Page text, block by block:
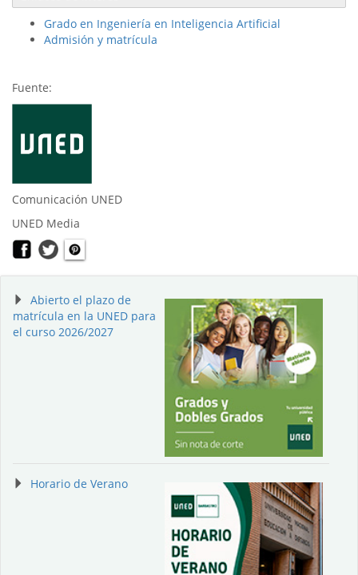
Grado en Ingeniería en Inteligencia Artificial
Admisión y matrícula
Fuente:
Comunicación UNED
UNED Media
Abierto el plazo de
matrícula en la UNED para
el curso 2026/2027
Horario de Verano